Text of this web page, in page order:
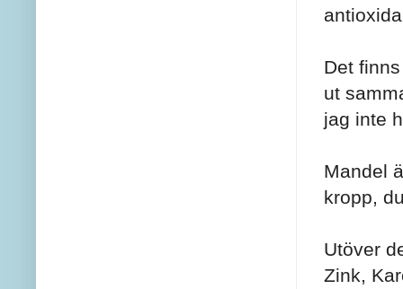
Det
ut
jag inte
Mandel
kropp,
Utöver
Zink,